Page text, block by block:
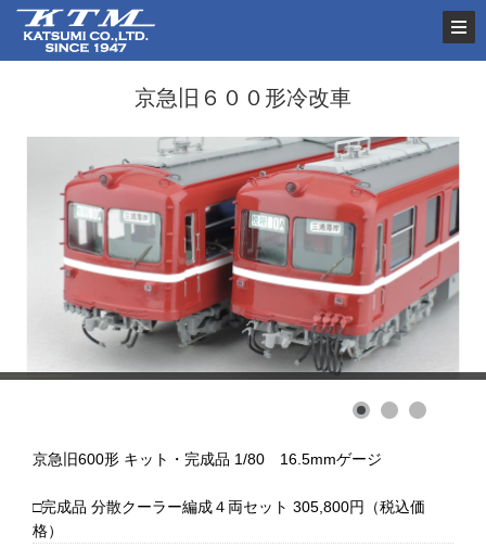
京急旧６００形冷改車
京急旧600形 キット・完成品 1/80 16.5mmゲージ
□完成品 分散クーラー編成４両セット 305,800円（税込価
格）